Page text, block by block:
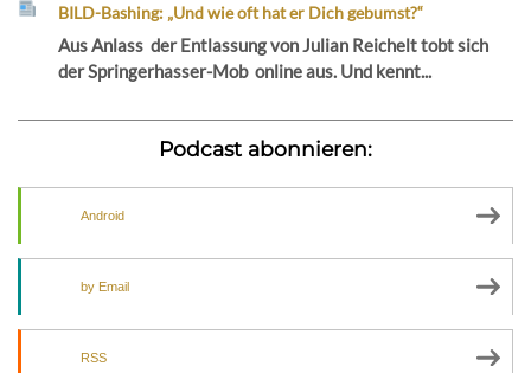
BILD-Bashing: „Und wie oft hat er Dich gebumst?“
Aus Anlass der Entlassung von Julian Reichelt tobt sich
der Springerhasser-Mob online aus. Und kennt...
Podcast abonnieren:
Android
by Email
RSS